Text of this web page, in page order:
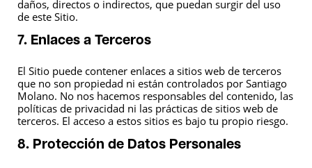
daños, directos o indirectos, que puedan surgir del uso
de este Sitio.
7. Enlaces a Terceros
El Sitio puede contener enlaces a sitios web de terceros
que no son propiedad ni están controlados por Santiago
Molano. No nos hacemos responsables del contenido, las
políticas de privacidad ni las prácticas de sitios web de
terceros. El acceso a estos sitios es bajo tu propio riesgo.
8. Protección de Datos Personales